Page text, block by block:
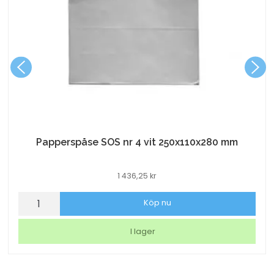
Papperspåse SOS nr 4 vit 250x110x280 mm
1 436,25 kr
Papperspåse
4
Köp nu
I lager